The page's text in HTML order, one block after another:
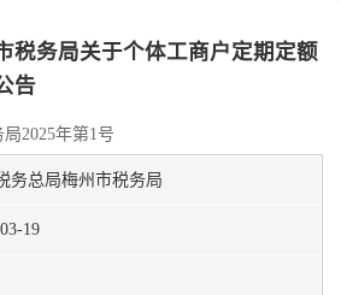
税务局关于个体工商户定期定额
告
2025年第1号
务总局梅州市税务局
19